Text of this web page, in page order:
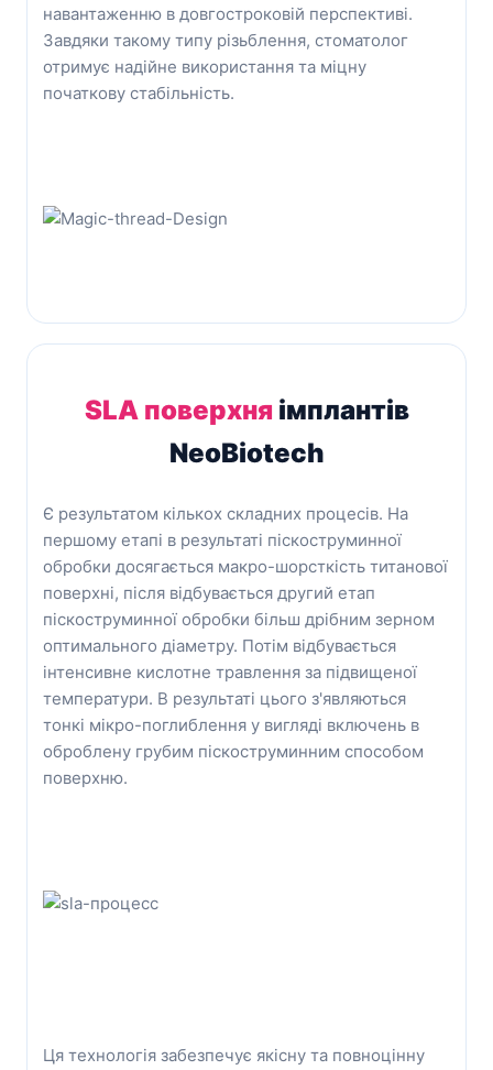
навантаженню в довгостроковій перспективі.
Завдяки такому типу різьблення, стоматолог
отримує надійне використання та міцну
початкову стабільність.
SLA поверхня імплантів
NeoBiotech
Є результатом кількох складних процесів. На
першому етапі в результаті піскоструминної
обробки досягається макро-шорсткість титанової
поверхні, після відбувається другий етап
піскоструминної обробки більш дрібним зерном
оптимального діаметру. Потім відбувається
інтенсивне кислотне травлення за підвищеної
температури. В результаті цього з'являються
тонкі мікро-поглиблення у вигляді включень в
оброблену грубим піскоструминним способом
поверхню.
Ця технологія забезпечує якісну та повноцінну